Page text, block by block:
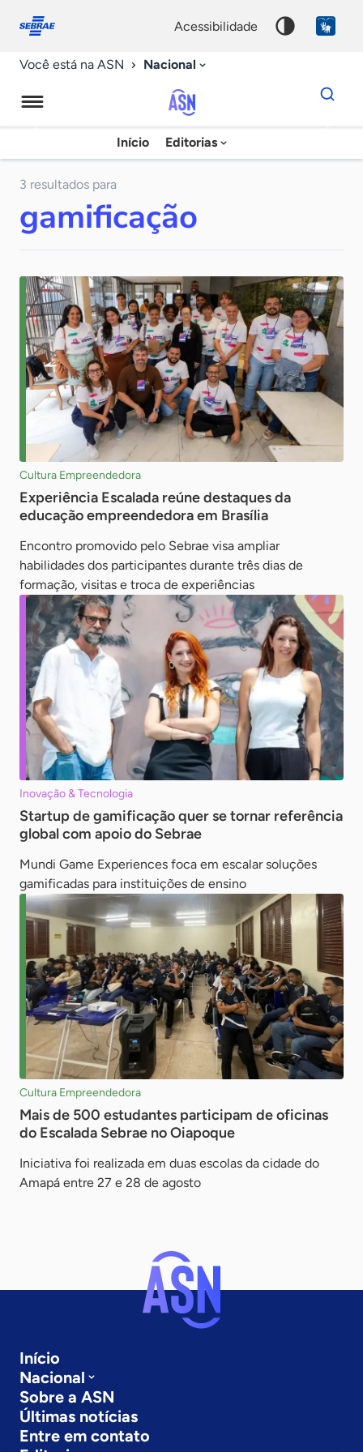
conosco
acessibilidade
Você está na ASN Nacional
Agência
Sebrae
Notícias
Início Editorias
Dados
para
chave
3 resultados para
gamificação
Cultura Empreendedora
Experiência Escalada reúne destaques da
educação empreendedora em Brasília
Encontro promovido pelo Sebrae visa ampliar
habilidades dos participantes durante três dias de
formação, visitas e troca de experiências
Inovação & Tecnologia
Startup de gamificação quer se tornar referência
global com apoio do Sebrae
Mundi Game Experiences foca em escalar soluções
gamificadas para instituições de ensino
Cultura Empreendedora
Mais de 500 estudantes participam de oficinas
do Escalada Sebrae no Oiapoque
Iniciativa foi realizada em duas escolas da cidade do
Amapá entre 27 e 28 de agosto
Início
Nacional
Sobre a ASN
Últimas notícias
Entre em contato